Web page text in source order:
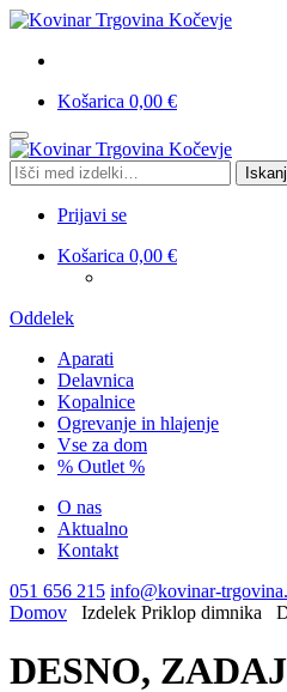
Košarica 0,00 €
Skip
to
navigation
Skip
to
content
Išči:
Prijavi se
Košarica 0,00 €
Oddelek
Aparati
Delavnica
Kopalnice
Ogrevanje in hlajenje
Vse za dom
% Outlet %
O nas
Aktualno
Kontakt
051 656 215 info@kovinar-
Domov
Izdelek Priklop dimnika
DESNO, ZADAJ